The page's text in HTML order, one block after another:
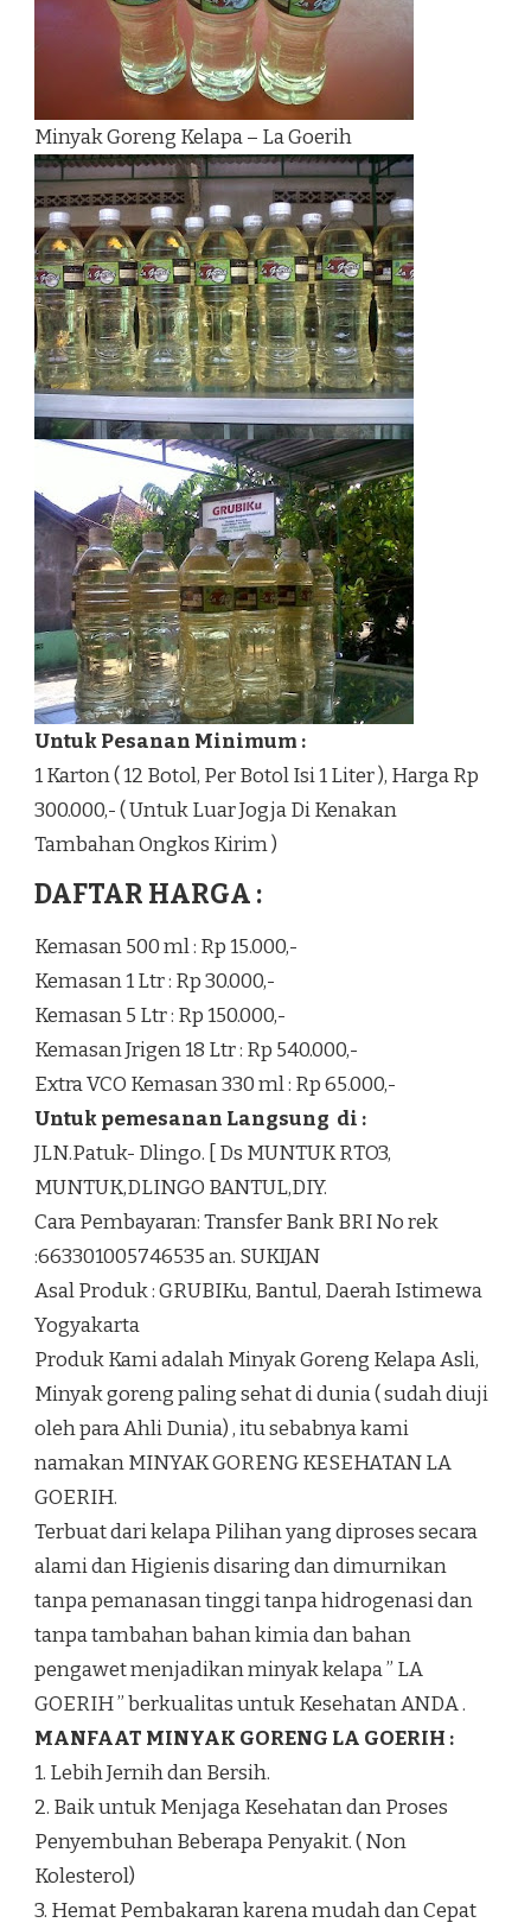
Minyak Goreng Kelapa – La Goerih
Untuk Pesanan Minimum :
1 Karton ( 12 Botol, Per Botol Isi 1 Liter ), Harga Rp
300.000,- ( Untuk Luar Jogja Di Kenakan
Tambahan Ongkos Kirim )
DAFTAR HARGA :
Kemasan 500 ml : Rp 15.000,-
Kemasan 1 Ltr : Rp 30.000,-
Kemasan 5 Ltr : Rp 150.000,-
Kemasan Jrigen 18 Ltr : Rp 540.000,-
Extra VCO Kemasan 330 ml : Rp 65.000,-
Untuk pemesanan Langsung di :
JLN.Patuk- Dlingo. [ Ds MUNTUK RTO3,
MUNTUK,DLINGO BANTUL,DIY.
Cara Pembayaran: Transfer Bank BRI No rek
:663301005746535 an. SUKIJAN
Asal Produk : GRUBIKu, Bantul, Daerah Istimewa
Yogyakarta
Produk Kami adalah Minyak Goreng Kelapa Asli,
Minyak goreng paling sehat di dunia ( sudah diuji
oleh para Ahli Dunia) , itu sebabnya kami
namakan MINYAK GORENG KESEHATAN LA
GOERIH.
Terbuat dari kelapa Pilihan yang diproses secara
alami dan Higienis disaring dan dimurnikan
tanpa pemanasan tinggi tanpa hidrogenasi dan
tanpa tambahan bahan kimia dan bahan
pengawet menjadikan minyak kelapa ” LA
GOERIH ” berkualitas untuk Kesehatan ANDA .
MANFAAT MINYAK GORENG LA GOERIH :
1. Lebih Jernih dan Bersih.
2. Baik untuk Menjaga Kesehatan dan Proses
Penyembuhan Beberapa Penyakit. ( Non
Kolesterol)
3. Hemat Pembakaran karena mudah dan Cepat